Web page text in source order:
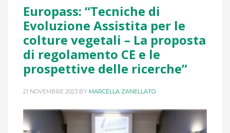
Europass: “Tecniche di
Evoluzione Assistita per le
colture vegetali – La proposta
di regolamento CE e le
prospettive delle ricerche”
21 NOVEMBRE 2023 BY MARCELLA ZANELLATO